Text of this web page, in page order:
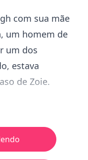
com sua mãe
um homem de
um dos
estava
de Zoie.